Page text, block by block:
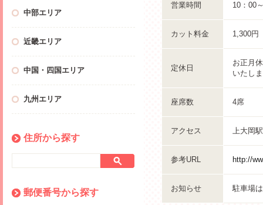
中部エリア
近畿エリア
中国・四国エリア
九州エリア
住所から探す
郵便番号から探す
営業時間 10：00
カット料金 1,300円
定休日
お正月
いたし
座席数 4席
アクセス 上大岡
参考URL http://
お知らせ 駐車場